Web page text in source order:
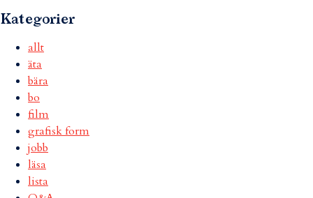
Kategorier
allt
äta
bära
bo
film
grafisk form
jobb
läsa
lista